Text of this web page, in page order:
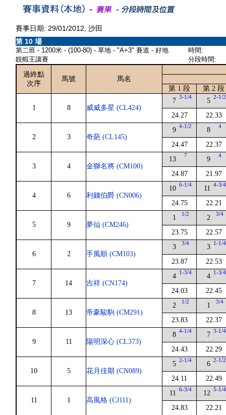
賽事日期: 29/01/2012, 沙田
第 10 場
第二班 - 1200米 - (100-80) - 草地 - "A+3" 賽道 - 好地
靚蝦王讓賽
時間:
分段時間:
過終點
次序
馬號
馬名
第 1 段
第 2 段
1 8 威威多星 (CL424)
7 3-1/4
24.27
5 2-1/2
22.33
2 3 奇葩 (CL145)
9 4-1/2
24.47
8 4
22.37
3 4 金獅名將 (CM100)
13 7
24.87
9 4
21.97
4 6 利錢伯爵 (CN006)
10 6-1/4
24.75
11 4-3/4
22.21
5 9 夢仙 (CM246)
1 1/2
23.75
2 3/4
22.57
6 2 手風順 (CM103)
3 3/4
23.87
3 1-1/4
22.53
7 14 吉祥 (CN174)
4 1-3/4
24.03
4 1-3/4
22.45
8 13 帝豪駿駒 (CM291)
2 1/2
23.83
1 3/4
22.37
9 11 陽明深心 (CL373)
8 4-1/4
24.43
7 3-1/4
22.29
10 5 花月佳期 (CN089)
5 2-1/4
24.11
6 2-1/2
22.49
11 1 高風格 (CJ111)
11 6-3/4
24.83
12 5-1/4
22.21